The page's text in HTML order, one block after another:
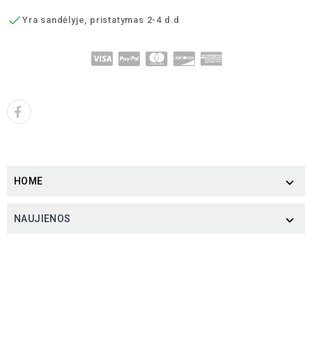
 Yra sandėlyje, pristatymas 2-4 d.d
HOME 
NAUJIENOS 